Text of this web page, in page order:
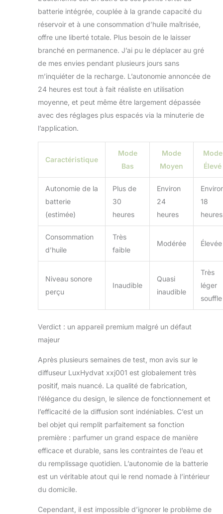
batterie intégrée, couplée à la grande capacité du
réservoir et à une consommation d’huile maîtrisée,
offre une liberté totale. Plus besoin de le laisser
branché en permanence. J’ai pu le déplacer au gré
de mes envies pendant plusieurs jours sans
m’inquiéter de la recharge. L’autonomie annoncée de
24 heures est tout à fait réaliste en utilisation
moyenne, et peut même être largement dépassée
avec des réglages plus espacés via la minuterie de
l’application.
Caractéristique
Mode
Bas
Mode
Moyen
Mode
Élevé
Autonomie de la
batterie
(estimée)
Plus de
30
heures
Environ
24
heures
18
heures
Consommation
d’huile
Très
faible
Modérée Élevée
Niveau sonore
perçu
Inaudible
Quasi
inaudible
Très
léger
souffle
Verdict : un appareil premium malgré un défaut
majeur
Après plusieurs semaines de test, mon avis sur le
diffuseur LuxHydvat xxj001 est globalement très
positif, mais nuancé. La qualité de fabrication,
l’élégance du design, le silence de fonctionnement et
l’efficacité de la diffusion sont indéniables. C’est un
bel objet qui remplit parfaitement sa fonction
première : parfumer un grand espace de manière
efficace et durable, sans les contraintes de l’eau et
du remplissage quotidien. L’autonomie de la batterie
est un véritable atout qui le rend nomade à l’intérieur
du domicile.
Cependant, il est impossible d’ignorer le problème de